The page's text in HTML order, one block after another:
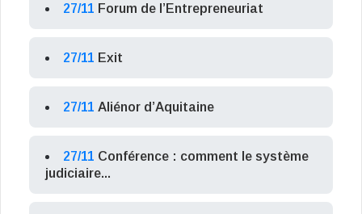
27/11 Forum de l’Entrepreneuriat
27/11 Exit
27/11 Aliénor d’Aquitaine
27/11 Conférence : comment le système
judiciaire...